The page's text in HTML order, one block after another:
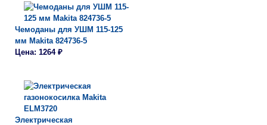
Чемоданы для УШМ 115-125
мм Makita 824736-5
Цена: 1264 ₽
Электрическая